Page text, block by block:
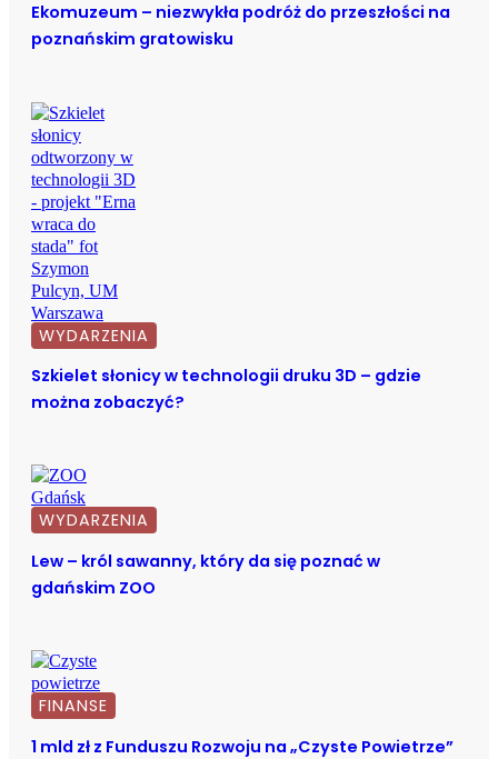
Ekomuzeum – niezwykła podróż do przeszłości na
poznańskim gratowisku
WYDARZENIA
Szkielet słonicy w technologii druku 3D – gdzie
można zobaczyć?
WYDARZENIA
Lew – król sawanny, który da się poznać w
gdańskim ZOO
FINANSE
1 mld zł z Funduszu Rozwoju na „Czyste Powietrze”